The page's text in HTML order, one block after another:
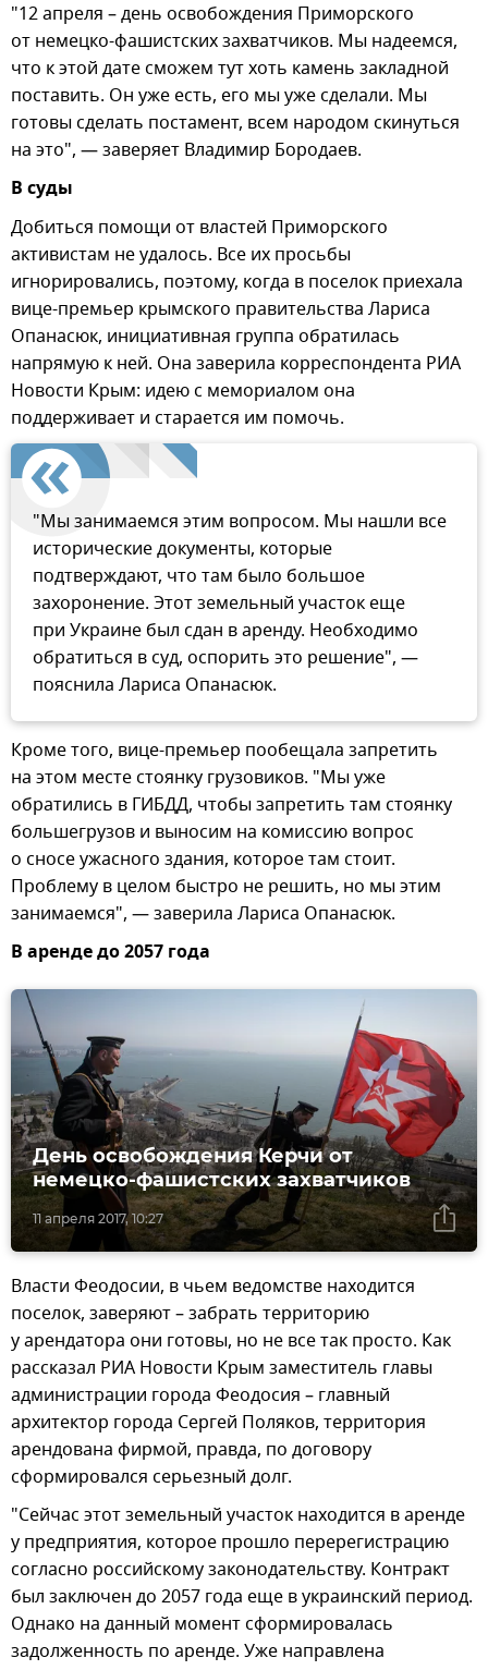
"12 апреля – день освобождения Приморского
от немецко-фашистских захватчиков. Мы надеемся,
что к этой дате сможем тут хоть камень закладной
поставить. Он уже есть, его мы уже сделали. Мы
готовы сделать постамент, всем народом скинуться
на это", — заверяет Владимир Бородаев.
В суды
Добиться помощи от властей Приморского
активистам не удалось. Все их просьбы
игнорировались, поэтому, когда в поселок приехала
вице-премьер крымского правительства Лариса
Опанасюк, инициативная группа обратилась
напрямую к ней. Она заверила корреспондента РИА
Новости Крым: идею с мемориалом она
поддерживает и старается им помочь.
"Мы занимаемся этим вопросом. Мы нашли все
исторические документы, которые
подтверждают, что там было большое
захоронение. Этот земельный участок еще
при Украине был сдан в аренду. Необходимо
обратиться в суд, оспорить это решение", —
пояснила Лариса Опанасюк.
Кроме того, вице-премьер пообещала запретить
на этом месте стоянку грузовиков. "Мы уже
обратились в ГИБДД, чтобы запретить там стоянку
большегрузов и выносим на комиссию вопрос
о сносе ужасного здания, которое там стоит.
Проблему в целом быстро не решить, но мы этим
занимаемся", — заверила Лариса Опанасюк.
В аренде до 2057 года
11 апреля 2017, 10:27
День освобождения Керчи от
немецко-фашистских захватчиков
Власти Феодосии, в чьем ведомстве находится
поселок, заверяют – забрать территорию
у арендатора они готовы, но не все так просто. Как
рассказал РИА Новости Крым заместитель главы
администрации города Феодосия – главный
архитектор города Сергей Поляков, территория
арендована фирмой, правда, по договору
сформировался серьезный долг.
"Сейчас этот земельный участок находится в аренде
у предприятия, которое прошло перерегистрацию
согласно российскому законодательству. Контракт
был заключен до 2057 года еще в украинский период.
Однако на данный момент сформировалась
задолженность по аренде. Уже направлена